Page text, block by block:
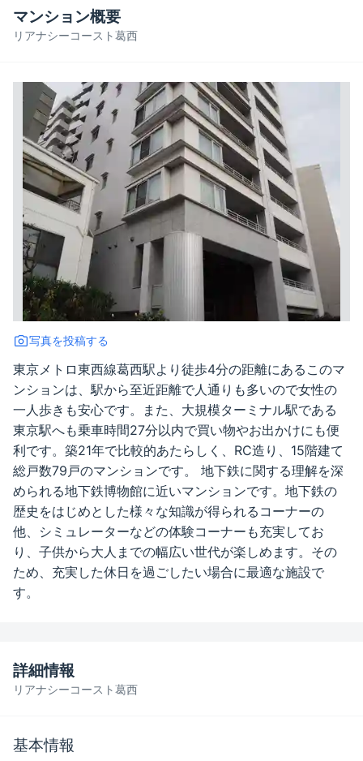
リアナシーコースト葛西
マンション概要
写真を投稿する
東京メトロ東西線葛西駅より徒歩4分の距離にあるこのマ
ンションは、駅から至近距離で人通りも多いので女性の
一人歩きも安心です。また、大規模ターミナル駅である
東京駅へも乗車時間27分以内で買い物やお出かけにも便
利です。築21年で比較的あたらしく、RC造り、15階建て
総戸数79戸のマンションです。 地下鉄に関する理解を深
められる地下鉄博物館に近いマンションです。地下鉄の
歴史をはじめとした様々な知識が得られるコーナーの
他、シミュレーターなどの体験コーナーも充実してお
り、子供から大人までの幅広い世代が楽しめます。その
ため、充実した休日を過ごしたい場合に最適な施設で
す。
リアナシーコースト葛西
詳細情報
基本情報